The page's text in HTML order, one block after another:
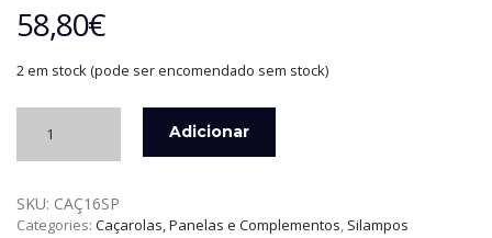
58,80€
2 em stock (pode ser encomendado sem stock)
CAÇAROLA
ASAS
SUPREME
Adicionar
SKU: CAÇ16SP
Categories: Caçarolas, Panelas e Complementos, Silampos